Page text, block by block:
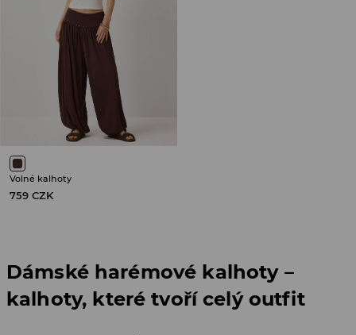
Volné kalhoty
759 CZK
Dámské harémové kalhoty –
kalhoty, které tvoří celý outfit